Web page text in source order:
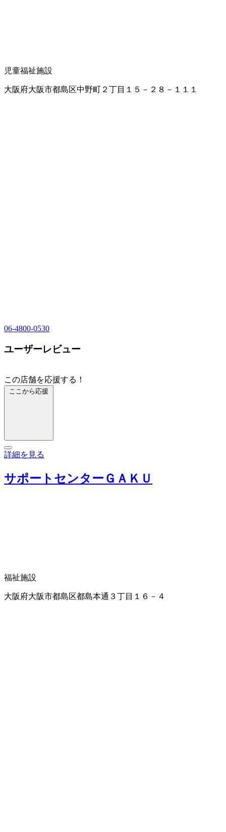
児童福祉施設
大阪府大阪市都島区中野町２丁目１５－２８－１１１
06-4800-0530
ユーザーレビュー
この店舗を応援する！
ここから応援
詳細を見る
サポートセンターＧＡＫＵ
福祉施設
大阪府大阪市都島区都島本通３丁目１６－４